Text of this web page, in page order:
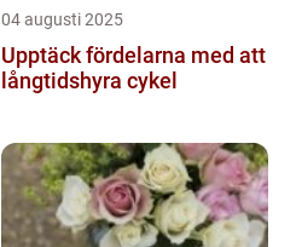
04 augusti 2025
Upptäck fördelarna med att
långtidshyra cykel